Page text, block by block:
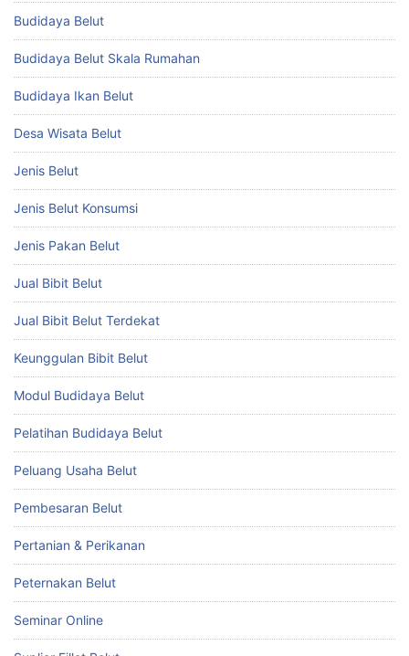
Budidaya Belut
Budidaya Belut Skala Rumahan
Budidaya Ikan Belut
Desa Wisata Belut
Jenis Belut
Jenis Belut Konsumsi
Jenis Pakan Belut
Jual Bibit Belut
Jual Bibit Belut Terdekat
Keunggulan Bibit Belut
Modul Budidaya Belut
Pelatihan Budidaya Belut
Peluang Usaha Belut
Pembesaran Belut
Pertanian & Perikanan
Peternakan Belut
Seminar Online